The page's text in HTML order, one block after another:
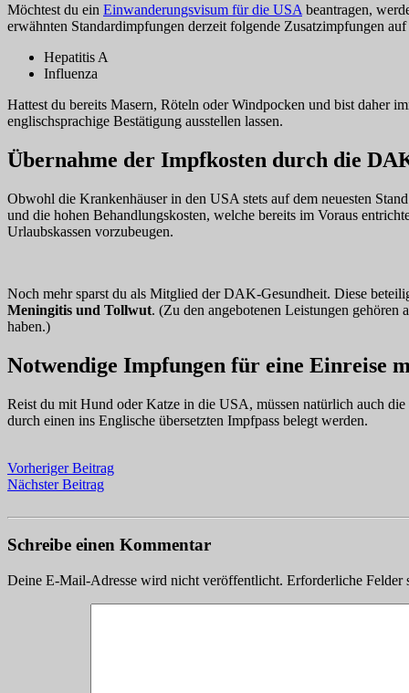
Möchtest du ein Einwanderungsvisum für die USA beantragen,
erwähnten Standardimpfungen derzeit folgende Zusatzimpfungen
Hepatitis A
Influenza
Hattest du bereits Masern, Röteln oder Windpocken und bist daher
englischsprachige Bestätigung ausstellen lassen.
Übernahme der Impfkosten durch die
Obwohl die Krankenhäuser in den USA stets auf dem neuesten
und die hohen Behandlungskosten, welche bereits im Voraus
Urlaubskassen vorzubeugen.
Noch mehr sparst du als Mitglied der DAK-Gesundheit. Diese
Meningitis und Tollwut. (Zu den angebotenen Leistungen
haben.)
Notwendige Impfungen für eine Einreise
Reist du mit Hund oder Katze in die USA, müssen natürlich auch
durch einen ins Englische übersetzten Impfpass belegt werden.
Vorheriger Beitrag
Nächster Beitrag
Schreibe einen Kommentar
Deine E-Mail-Adresse wird nicht veröffentlicht. Erforderliche Felder